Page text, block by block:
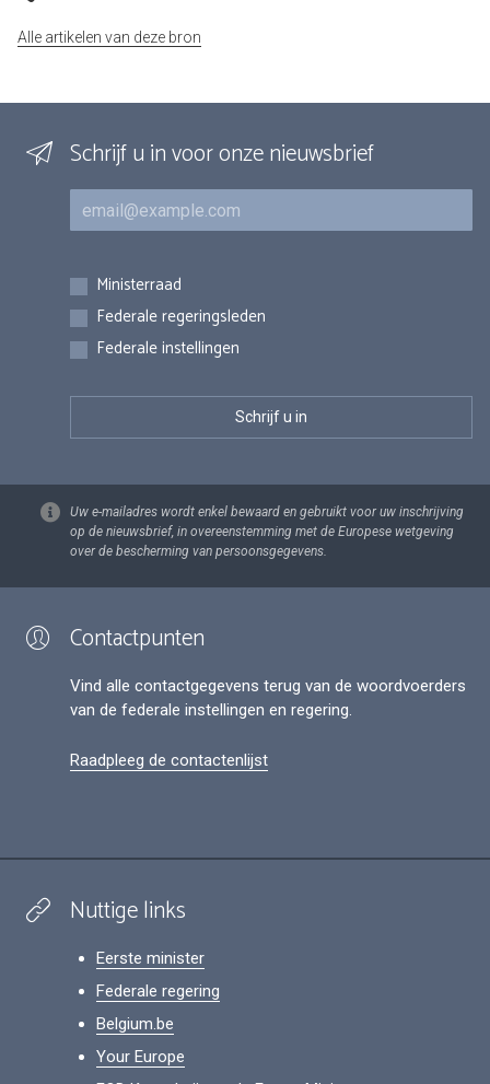
Alle artikelen van deze bron
Schrijf u in voor onze nieuwsbrief
E-mail
Inschrijvingen
Ministerraad
Federale regeringsleden
Federale instellingen
Uw e-mailadres wordt enkel bewaard en gebruikt voor uw inschrijving
op de nieuwsbrief, in overeenstemming met de Europese wetgeving
over de bescherming van persoonsgegevens.
Contactpunten
Vind alle contactgegevens terug van de woordvoerders
van de federale instellingen en regering.
Raadpleeg de contactenlijst
Nuttige links
Eerste minister
Federale regering
Belgium.be
Your Europe